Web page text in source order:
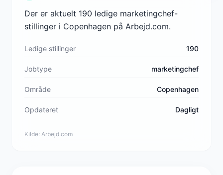
Der er aktuelt 190 ledige marketingchef-
stillinger i Copenhagen på Arbejd.com.
Ledige stillinger 190
Jobtype marketingchef
Område Copenhagen
Opdateret Dagligt
Kilde: Arbejd.com